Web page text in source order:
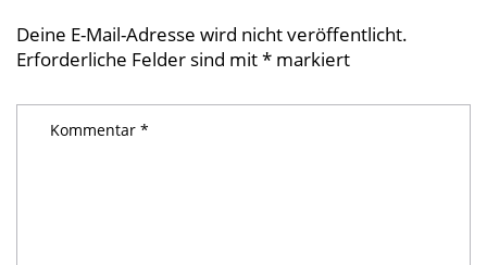
Deine E-Mail-Adresse wird nicht veröffentlicht.
Erforderliche Felder sind mit* markiert